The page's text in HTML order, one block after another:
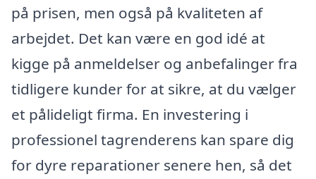
på prisen, men også på kvaliteten af
arbejdet. Det kan være en god idé at
kigge på anmeldelser og anbefalinger fra
tidligere kunder for at sikre, at du vælger
et pålideligt firma. En investering i
professionel tagrenderens kan spare dig
for dyre reparationer senere hen, så det